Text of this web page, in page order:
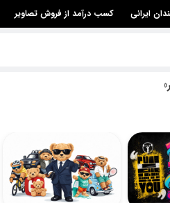
ایرانی کسب درآمد از فروش تصاویر